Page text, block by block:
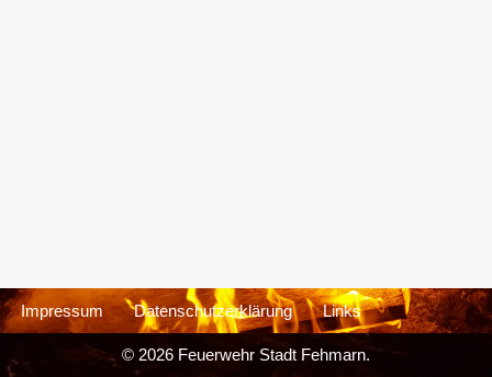
Impressum Datenschutzerklärung Links
© 2026 Feuerwehr Stadt Fehmarn.